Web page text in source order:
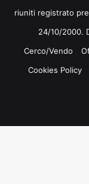
riuniti registrato
24/10/2000.
Cerco/Vendo
Cookies Policy